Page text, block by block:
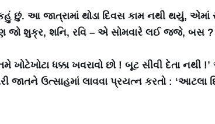
છું. આ જાત્રામાં થોડા દિવસ કામ નથી થયું, એમાં
જો શુક્ર, શનિ, રવિ – એ સોમવારે લઈ જજે, બસ ?
ખોટેખોટા ધક્કા ખવરાવો છો ! બૂટ સીવી દેતા
જાતને ઉત્સાહમાં લાવવા પ્રયત્ન કરતો :